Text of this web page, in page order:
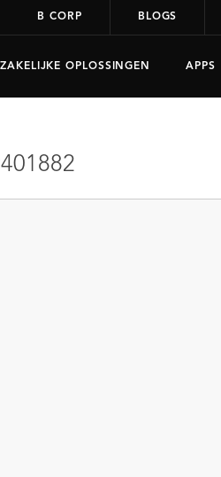
B CORP BLOGS
ZAKELIJKE OPLOSSINGEN APPS